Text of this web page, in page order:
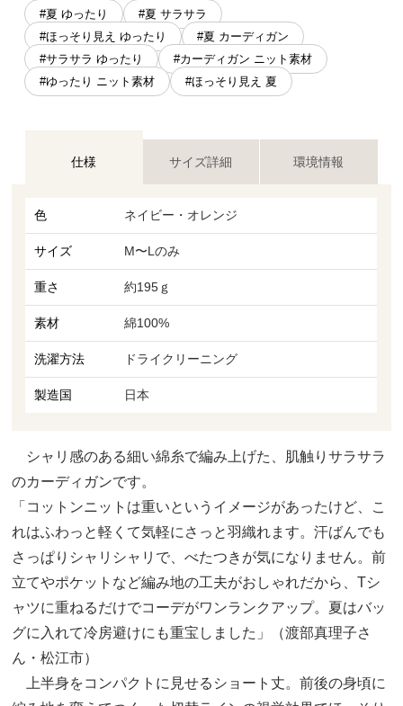
#夏 ゆったり
#夏 サラサラ
#ほっそり見え ゆったり
#夏 カーディガン
#サラサラ ゆったり
#カーディガン ニット素材
#ゆったり ニット素材
#ほっそり見え 夏
仕様 サイズ詳細 環境情報
色 ネイビー・オレンジ
サイズ M〜Lのみ
重さ 約195ｇ
素材 綿100%
洗濯方法 ドライクリーニング
製造国 日本
シャリ感のある細い綿糸で編み上げた、肌触りサラサラ
のカーディガンです。
「コットンニットは重いというイメージがあったけど、こ
れはふわっと軽くて気軽にさっと羽織れます。汗ばんでも
さっぱりシャリシャリで、べたつきが気になりません。前
立てやポケットなど編み地の工夫がおしゃれだから、Tシ
ャツに重ねるだけでコーデがワンランクアップ。夏はバッ
グに入れて冷房避けにも重宝しました」（渡部真理子さ
ん・松江市）
上半身をコンパクトに見せるショート丈。前後の身頃に